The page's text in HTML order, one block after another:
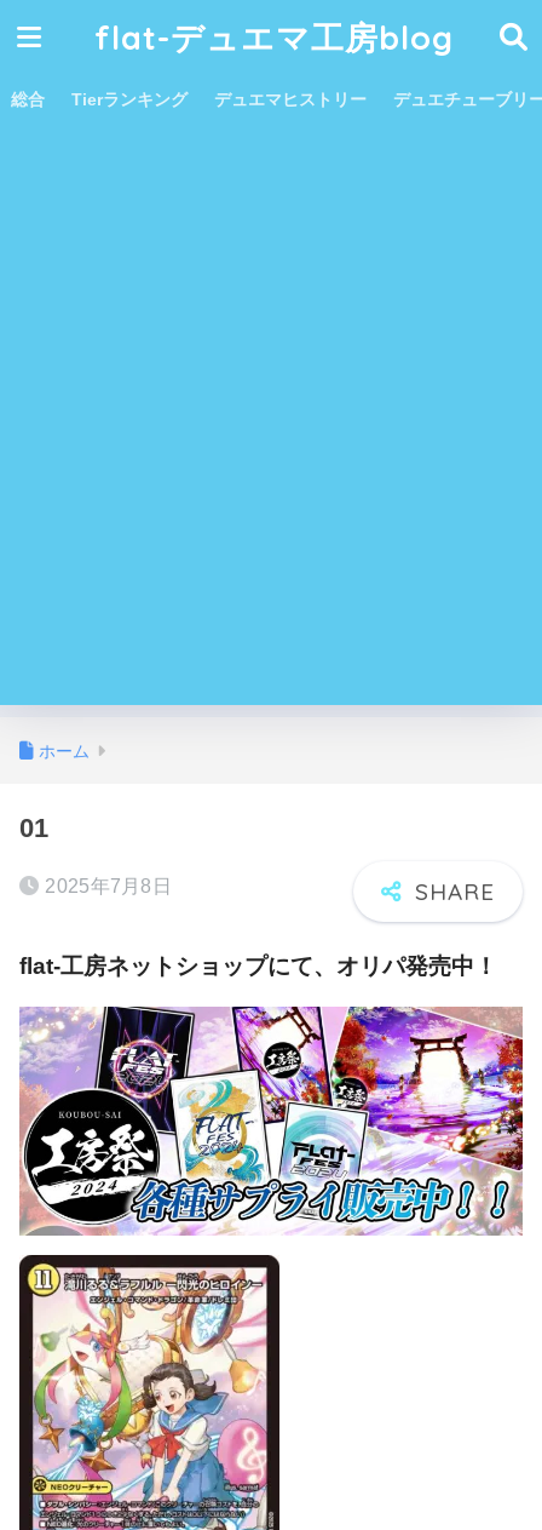
flat-デュエマ工房blog
総合 Tierランキング デュエマヒストリー デュエチューブリ
ホーム
01
2025年7月8日
flat-工房ネットショップにて、オリパ発売中！